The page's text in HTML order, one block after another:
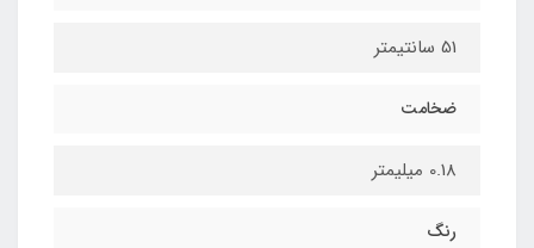
51 سانتیمتر
ضخامت
0.18 میلیمتر
رنگ